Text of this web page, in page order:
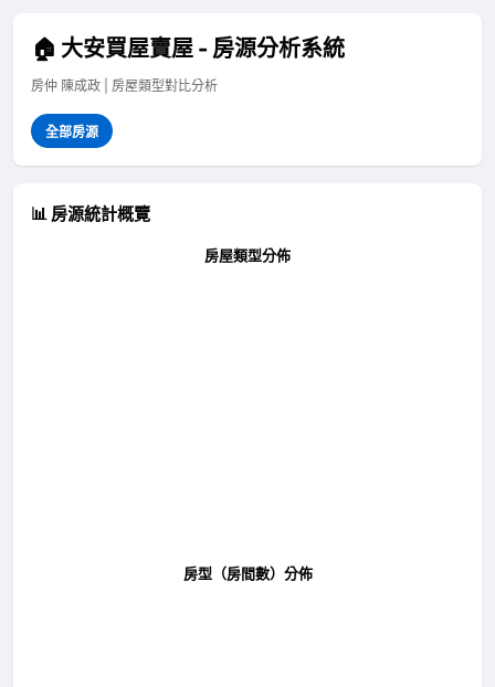
🏠 大安買屋賣屋 - 房源分析系統
房仲 陳成政 | 房屋類型對比分析
全部房源
📊 房源統計概覽
房屋類型分佈
房型（房間數）分佈